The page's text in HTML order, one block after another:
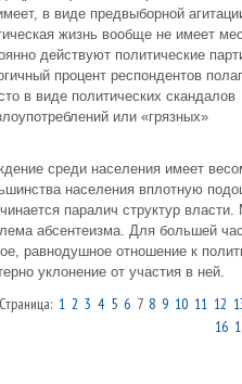
в виде предвыборной
жизнь вообще не имеет
действуют политические
процент респондентов
в виде политических скандалов
или «грязных»
среди населения имеет
населения вплотную
паралич структур
абсентеизма. Для большей
равнодушное отношение к
уклонение от участия в ней.
Страница: 1 2 3 4 5 6 7 8 9 10 11 12
16